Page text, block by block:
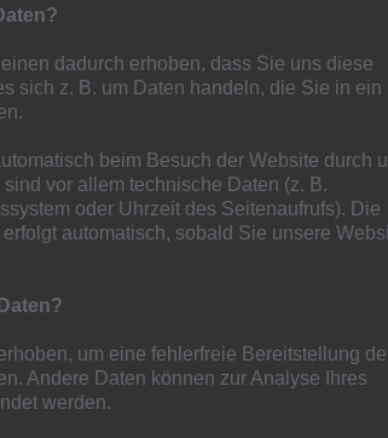
der Löwen am 24.10.25 um 19 Uhr
Im Holtkamp, Containerbau MiRO
gegen den VFB Speldorf.
Speldorf spielt in der
dadurch erhoben, dass Sie uns diese
sich z. B. um Daten handeln, die Sie in ein
beim Besuch der Website durch
sind vor allem technische Daten (z. B.
oder Uhrzeit des Seitenaufrufs). Die
automatisch, sobald Sie unsere
um eine fehlerfreie Bereitstellung
Andere Daten können zur Analyse Ihres
werden.